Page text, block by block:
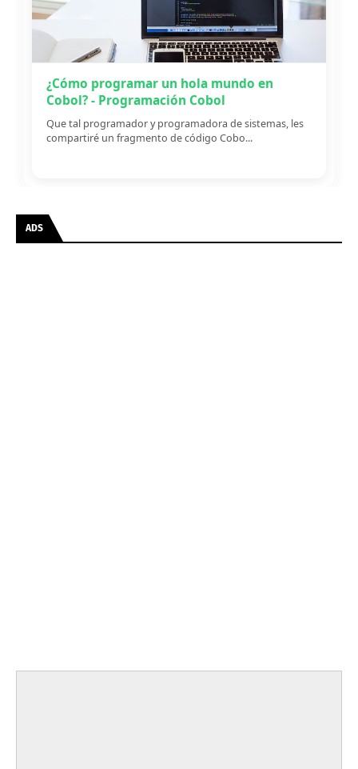
¿Cómo programar un hola mundo en
Cobol? - Programación Cobol
Que tal programador y programadora de sistemas, les
compartiré un fragmento de código Cobo...
ADS